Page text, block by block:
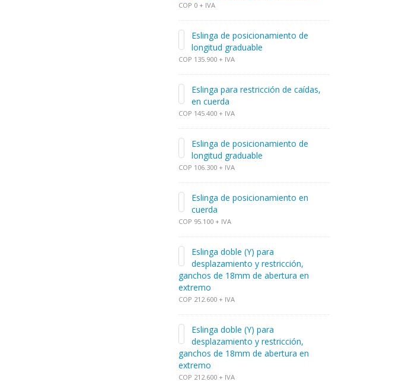
COP 0 + IVA
Eslinga de posicionamiento de
longitud graduable
COP 135.900 + IVA
Eslinga para restricción de caídas,
en cuerda
COP 145.400 + IVA
Eslinga de posicionamiento de
longitud graduable
COP 106.300 + IVA
Eslinga de posicionamiento en
cuerda
COP 95.100 + IVA
Eslinga doble (Y) para
desplazamiento y restricción,
ganchos de 18mm de abertura en
extremo
COP 212.600 + IVA
Eslinga doble (Y) para
desplazamiento y restricción,
ganchos de 18mm de abertura en
extremo
COP 212.600 + IVA